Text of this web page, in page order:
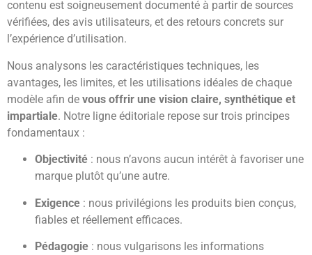
contenu est soigneusement documenté à partir de sources
vérifiées, des avis utilisateurs, et des retours concrets sur
l’expérience d’utilisation.
Nous analysons les caractéristiques techniques, les
avantages, les limites, et les utilisations idéales de chaque
modèle afin de vous offrir une vision claire, synthétique et
impartiale. Notre ligne éditoriale repose sur trois principes
fondamentaux :
Objectivité : nous n’avons aucun intérêt à favoriser une
marque plutôt qu’une autre.
Exigence : nous privilégions les produits bien conçus,
fiables et réellement efficaces.
Pédagogie : nous vulgarisons les informations